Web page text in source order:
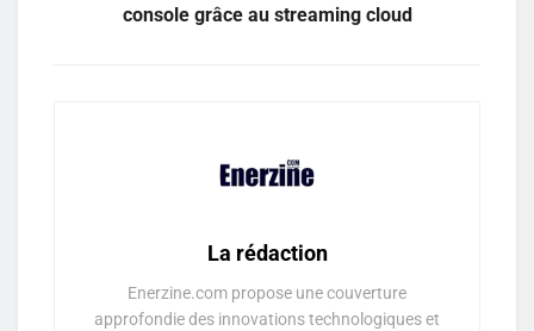
console grâce au streaming cloud
La rédaction
Enerzine.com propose une couverture
approfondie des innovations technologiques et